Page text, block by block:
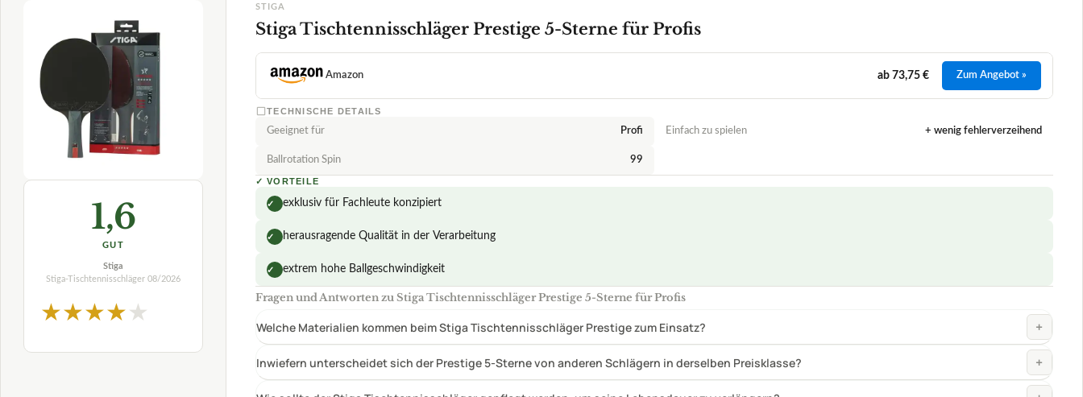
1,6
GUT
Stiga
Stiga-Tischtennisschläger 08/2026
★★★★★
STIGA
Stiga Tischtennisschläger Prestige 5-Sterne für Profis
Amazon ab 73,75 € Zum Angebot »
TECHNISCHE DETAILS
Geeignet für Profi Einfach zu spielen + wenig fehlerverzeihend
Ballrotation Spin 99
✓ VORTEILE
✓ exklusiv für Fachleute konzipiert
✓ herausragende Qualität in der Verarbeitung
✓ extrem hohe Ballgeschwindigkeit
Fragen und Antworten zu Stiga Tischtennisschläger Prestige 5-Sterne für Profis
Welche Materialien kommen beim Stiga Tischtennisschläger Prestige zum Einsatz? +
Inwiefern unterscheidet sich der Prestige 5-Sterne von anderen Schlägern in derselben Preisklasse? +